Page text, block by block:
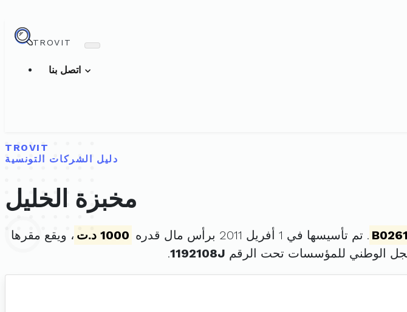
TROVIT
TROVIT
دليل الشركات التونسية
مخبزة الخليل
. تم تأسيسها في 1 أفريل 2011 برأس مال قدره 1000 د.ت
، ويقع مقرها
الوطني للمؤسسات تحت الرقم 1192108J
.